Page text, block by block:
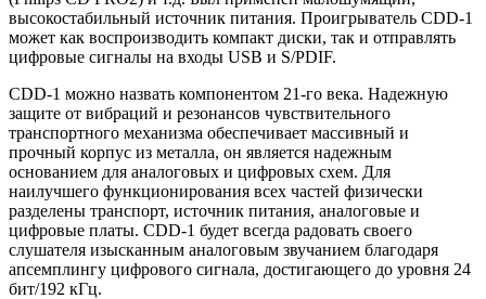
высокостабильный источник питания. Проигрыватель CDD-1
может как воспроизводить компакт диски, так и отправлять
цифровые сигналы на входы USB и S/PDIF.
CDD-1 можно назвать компонентом 21-го века. Надежную
защитe от вибраций и резонансов чувствительного
транспортного механизма обеспечивает массивный и
прочный корпус из металла, он является надежным
основанием для аналоговых и цифровых схем. Для
наилучшего функционирования всех частей физически
разделены транспорт, источник питания, аналоговые и
цифровые платы. CDD-1 будет всегда радовать своего
слушателя изысканным аналоговым звучанием благодаря
апсемплингу цифрового сигнала, достигающего до уровня 24
бит/192 кГц.